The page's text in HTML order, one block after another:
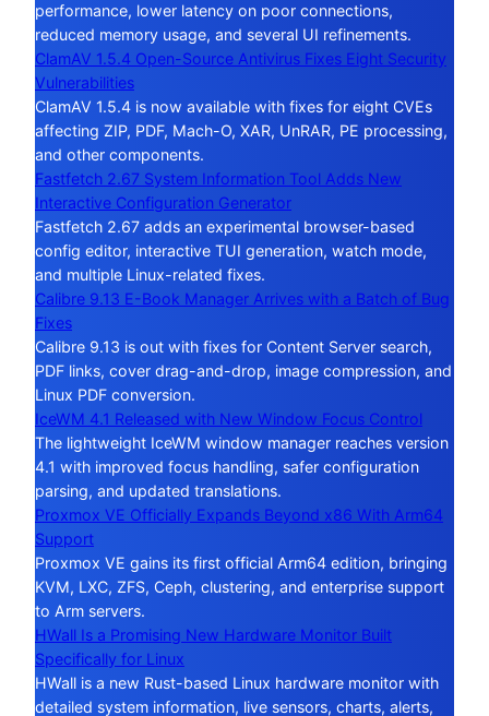
performance, lower latency on poor connections,
reduced memory usage, and several UI refinements.
ClamAV 1.5.4 Open-Source Antivirus Fixes Eight Security
Vulnerabilities
ClamAV 1.5.4 is now available with fixes for eight CVEs
affecting ZIP, PDF, Mach-O, XAR, UnRAR, PE processing,
and other components.
Fastfetch 2.67 System Information Tool Adds New
Interactive Configuration Generator
Fastfetch 2.67 adds an experimental browser-based
config editor, interactive TUI generation, watch mode,
and multiple Linux-related fixes.
Calibre 9.13 E-Book Manager Arrives with a Batch of Bug
Fixes
Calibre 9.13 is out with fixes for Content Server search,
PDF links, cover drag-and-drop, image compression, and
Linux PDF conversion.
IceWM 4.1 Released with New Window Focus Control
The lightweight IceWM window manager reaches version
4.1 with improved focus handling, safer configuration
parsing, and updated translations.
Proxmox VE Officially Expands Beyond x86 With Arm64
Support
Proxmox VE gains its first official Arm64 edition, bringing
KVM, LXC, ZFS, Ceph, clustering, and enterprise support
to Arm servers.
HWall Is a Promising New Hardware Monitor Built
Specifically for Linux
HWall is a new Rust-based Linux hardware monitor with
detailed system information, live sensors, charts, alerts,